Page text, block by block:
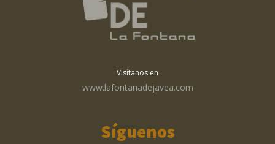
Visítanos en
www.lafontanadejavea.com
Síguenos